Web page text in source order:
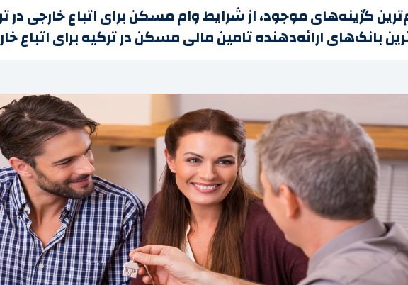
گزینه‌های موجود، از شرایط وام مسکن برای اتباع خارجی در
بانک‌های ارائه‌دهنده تامین مالی مسکن در ترکیه برای اتباع